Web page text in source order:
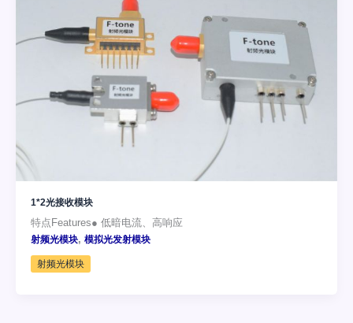
1*2光接收模块
特点Features● 低暗电流、高响应
射频光模块, 模拟光发射模块
射频光模块